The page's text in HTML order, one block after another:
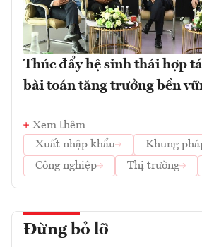
Thúc đẩy hệ sinh thái hợp
bài toán tăng trưởng bền
Xem thêm
Xuất nhập khẩu
Khung
Công nghiệp
Thị trường
Đừng bỏ lỡ